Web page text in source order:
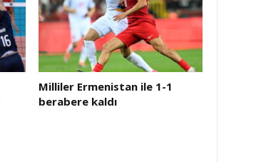
Milliler Ermenistan ile 1-1
berabere kaldı